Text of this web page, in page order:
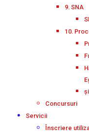
9. SNA
10.
Concursuri
Servicii
Înscriere